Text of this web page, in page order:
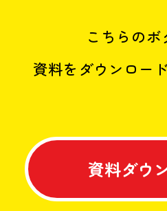
こちらのボ
資料をダウンロー
資料ダウ